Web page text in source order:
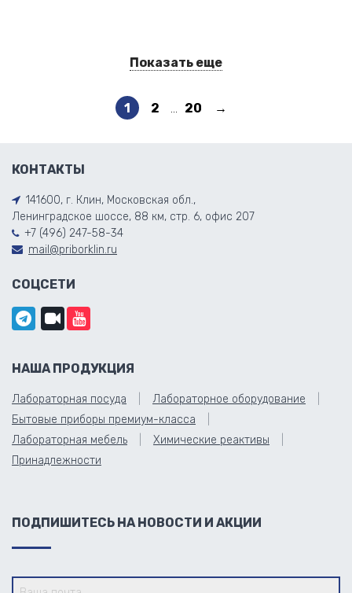
Показать еще
1 2 20 →
КОНТАКТЫ
141600, г. Клин, Московская обл.,
Ленинградское шоссе, 88 км, стр. 6, офис 207
+7 (496) 247-58-34
mail@priborklin.ru
СОЦСЕТИ
НАША ПРОДУКЦИЯ
Лабораторная посуда
Лабораторное оборудование
Бытовые приборы премиум-класса
Лабораторная мебель
Химические реактивы
Принадлежности
ПОДПИШИТЕСЬ НА НОВОСТИ И АКЦИИ